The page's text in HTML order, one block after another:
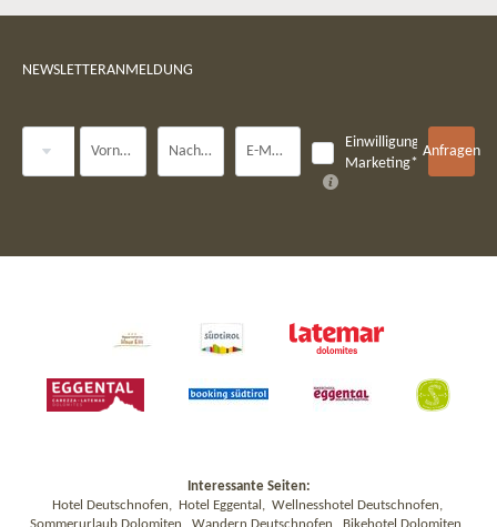
NEWSLETTERANMELDUNG
Vorname Nachname* E-Mail*
Einwilligung
Marketing*
Anfragen
Interessante Seiten:
Hotel Deutschnofen, Hotel Eggental , Wellnesshotel Deutschnofen,